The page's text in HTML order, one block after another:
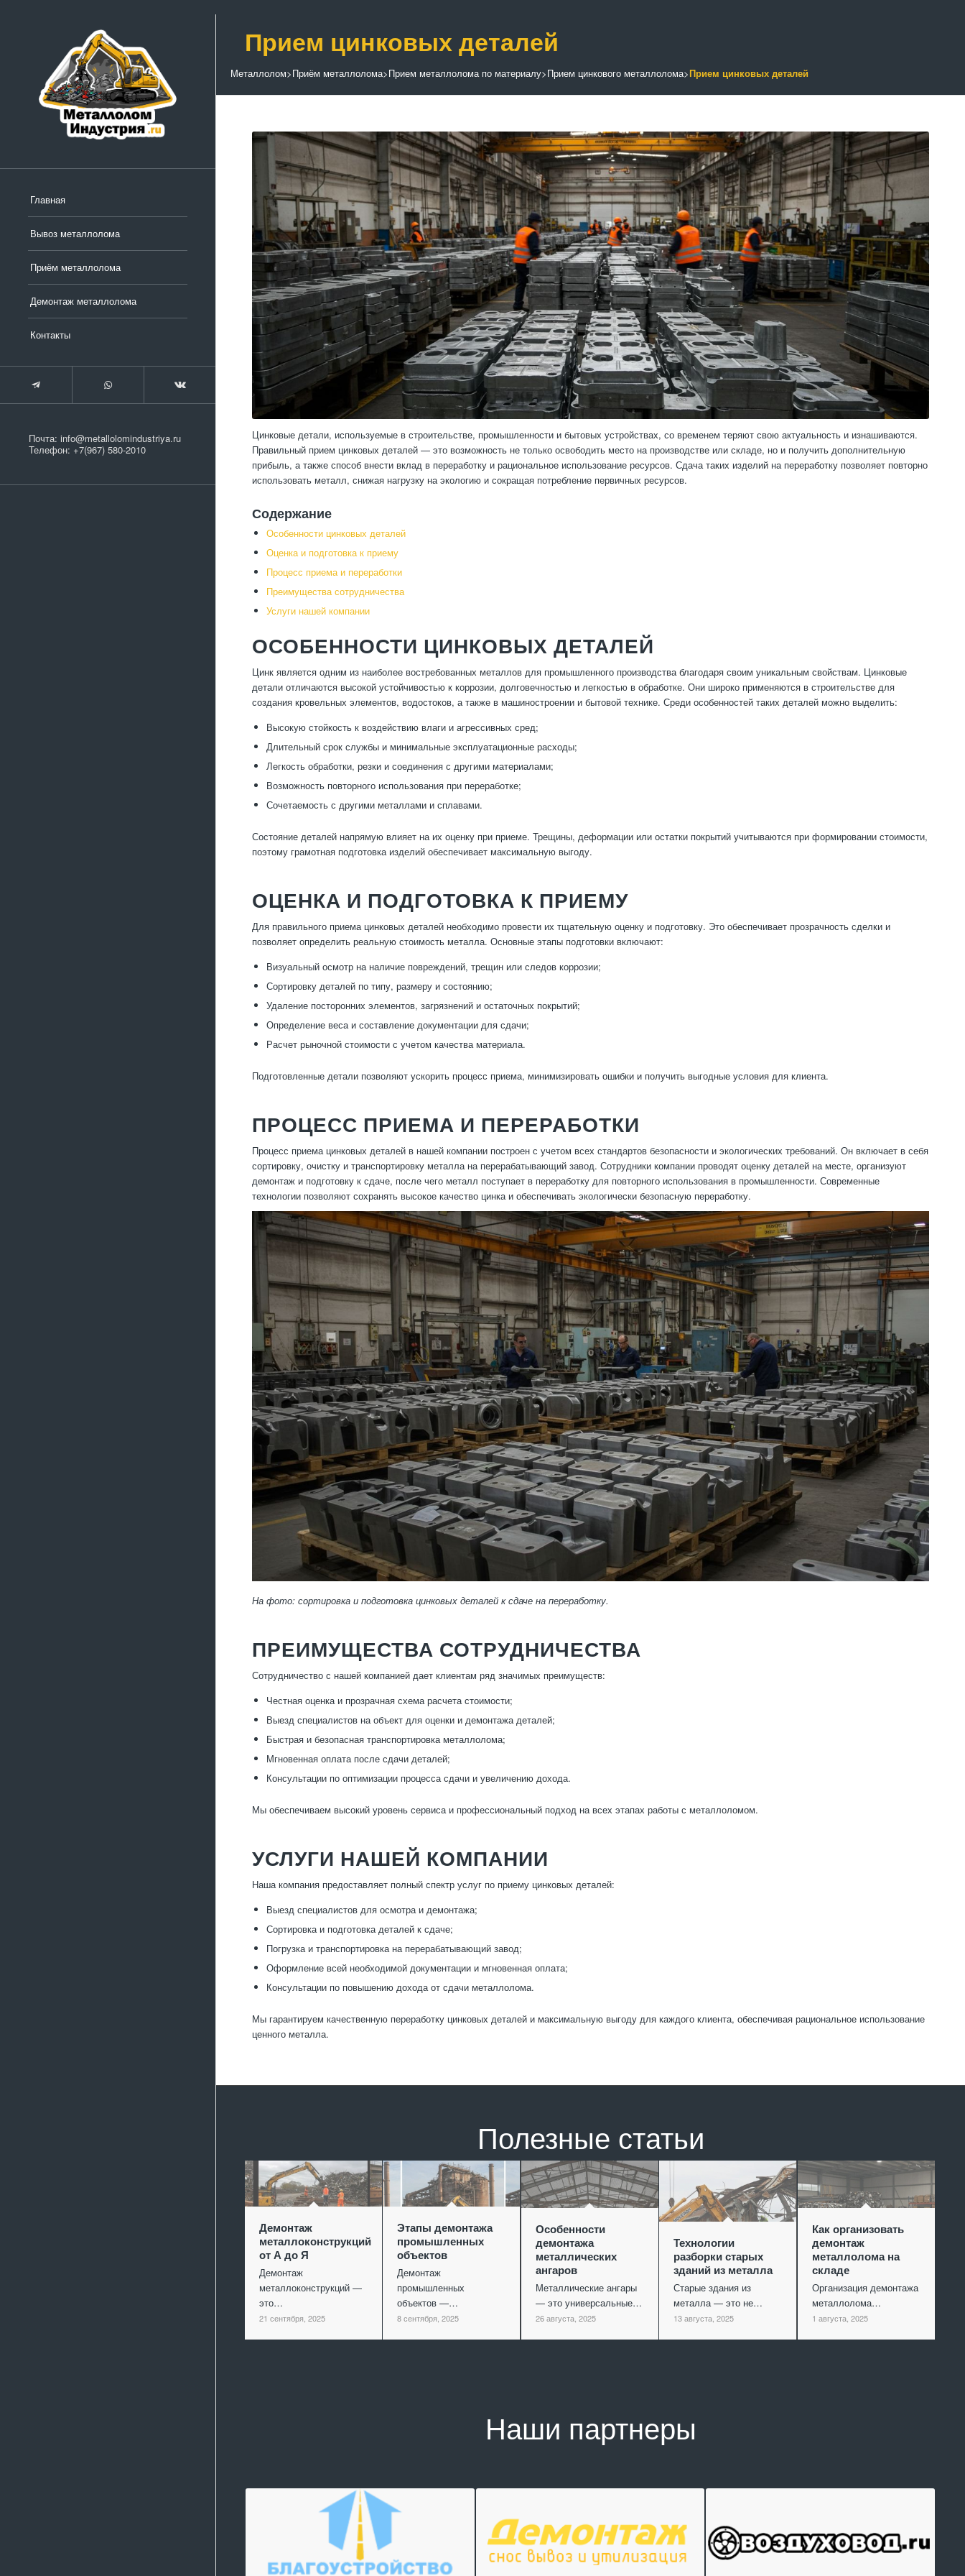
Главная
Вывоз металлолома
Приём металлолома
Демонтаж металлолома
Контакты
Почта: info@metallolomindustriya.ru
Телефон: +7(967) 580-2010
Прием цинковых деталей
Металлолом>Приём металлолома>Прием металлолома по материалу>Прием цинкового металлолома>Прием цинковых деталей
Цинковые детали, используемые в строительстве, промышленности и бытовых устройствах, со временем теряют свою актуальность и изнашиваются.
Правильный прием цинковых деталей — это возможность не только освободить место на производстве или складе, но и получить дополнительную
прибыль, а также способ внести вклад в переработку и рациональное использование ресурсов. Сдача таких изделий на переработку позволяет повторно
использовать металл, снижая нагрузку на экологию и сокращая потребление первичных ресурсов.
Содержание
Особенности цинковых деталей
Оценка и подготовка к приему
Процесс приема и переработки
Преимущества сотрудничества
Услуги нашей компании
ОСОБЕННОСТИ ЦИНКОВЫХ ДЕТАЛЕЙ
Цинк является одним из наиболее востребованных металлов для промышленного производства благодаря своим уникальным свойствам. Цинковые
детали отличаются высокой устойчивостью к коррозии, долговечностью и легкостью в обработке. Они широко применяются в строительстве для
создания кровельных элементов, водостоков, а также в машиностроении и бытовой технике. Среди особенностей таких деталей можно выделить:
Высокую стойкость к воздействию влаги и агрессивных сред;
Длительный срок службы и минимальные эксплуатационные расходы;
Легкость обработки, резки и соединения с другими материалами;
Возможность повторного использования при переработке;
Сочетаемость с другими металлами и сплавами.
Состояние деталей напрямую влияет на их оценку при приеме. Трещины, деформации или остатки покрытий учитываются при формировании стоимости,
поэтому грамотная подготовка изделий обеспечивает максимальную выгоду.
ОЦЕНКА И ПОДГОТОВКА К ПРИЕМУ
Для правильного приема цинковых деталей необходимо провести их тщательную оценку и подготовку. Это обеспечивает прозрачность сделки и
позволяет определить реальную стоимость металла. Основные этапы подготовки включают:
Визуальный осмотр на наличие повреждений, трещин или следов коррозии;
Сортировку деталей по типу, размеру и состоянию;
Удаление посторонних элементов, загрязнений и остаточных покрытий;
Определение веса и составление документации для сдачи;
Расчет рыночной стоимости с учетом качества материала.
Подготовленные детали позволяют ускорить процесс приема, минимизировать ошибки и получить выгодные условия для клиента.
ПРОЦЕСС ПРИЕМА И ПЕРЕРАБОТКИ
Процесс приема цинковых деталей в нашей компании построен с учетом всех стандартов безопасности и экологических требований. Он включает в себя
сортировку, очистку и транспортировку металла на перерабатывающий завод. Сотрудники компании проводят оценку деталей на месте, организуют
демонтаж и подготовку к сдаче, после чего металл поступает в переработку для повторного использования в промышленности. Современные
технологии позволяют сохранять высокое качество цинка и обеспечивать экологически безопасную переработку.
На фото: сортировка и подготовка цинковых деталей к сдаче на переработку.
ПРЕИМУЩЕСТВА СОТРУДНИЧЕСТВА
Сотрудничество с нашей компанией дает клиентам ряд значимых преимуществ:
Честная оценка и прозрачная схема расчета стоимости;
Выезд специалистов на объект для оценки и демонтажа деталей;
Быстрая и безопасная транспортировка металлолома;
Мгновенная оплата после сдачи деталей;
Консультации по оптимизации процесса сдачи и увеличению дохода.
Мы обеспечиваем высокий уровень сервиса и профессиональный подход на всех этапах работы с металлоломом.
УСЛУГИ НАШЕЙ КОМПАНИИ
Наша компания предоставляет полный спектр услуг по приему цинковых деталей:
Выезд специалистов для осмотра и демонтажа;
Сортировка и подготовка деталей к сдаче;
Погрузка и транспортировка на перерабатывающий завод;
Оформление всей необходимой документации и мгновенная оплата;
Консультации по повышению дохода от сдачи металлолома.
Мы гарантируем качественную переработку цинковых деталей и максимальную выгоду для каждого клиента, обеспечивая рациональное использование
ценного металла.
Полезные статьи
Демонтаж
металлоконструкций
от А до Я
Демонтаж
металлоконструкций —
это…
21 сентября, 2025
Этапы демонтажа
промышленных
объектов
Демонтаж
промышленных
объектов —…
8 сентября, 2025
Особенности
демонтажа
металлических
ангаров
Металлические ангары
— это универсальные…
26 августа, 2025
Технологии
разборки старых
зданий из металла
Старые здания из
металла — это не…
13 августа, 2025
Как организовать
демонтаж
металлолома на
складе
Организация демонтажа
металлолома…
1 августа, 2025
Наши партнеры